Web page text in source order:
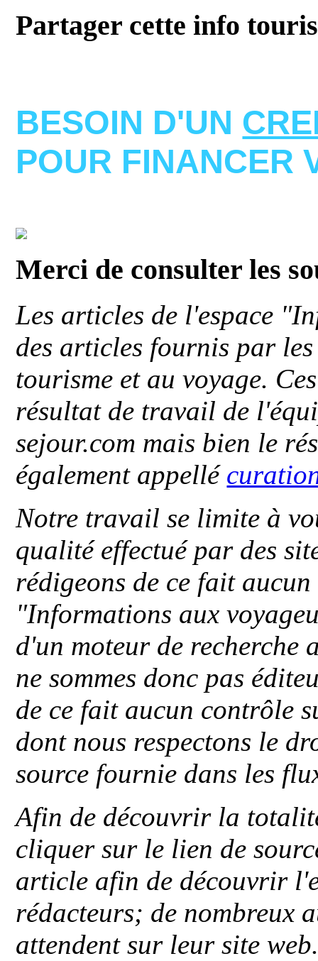
Partager cette info
BESOIN D'UN
POUR FINANCER
Merci de consulter les
Les articles de l'espace
des articles fournis par
tourisme et au voyage.
résultat de travail de
sejour.com mais bien le
également appellé
Notre travail se limite à
qualité effectué par des
rédigeons de ce fait
"Informations aux
d'un moteur de recherche
ne sommes donc pas
de ce fait aucun contrôle
dont nous respectons le
source fournie dans les
Afin de découvrir la
cliquer sur le lien de
article afin de découvrir
rédacteurs; de nombreux
attendent sur leur site